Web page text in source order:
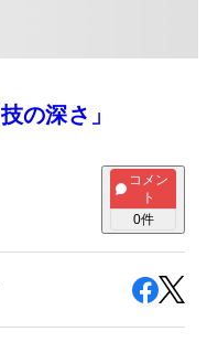
の深さ」
コメン
ト
0件